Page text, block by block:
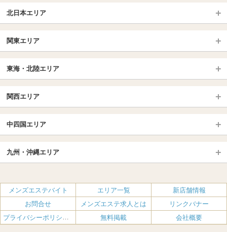
北日本エリア
北海道（札幌・旭川・函館）
青森
岩手 (盛岡・北上)
福島 (いわき・郡山)
山形
長野・松本・上田
群馬（伊勢崎・高崎・前橋）
関東エリア
大宮・浦和・川口
越谷・春日部
千葉TOP
松戸・柏
池袋・大塚
新宿
恵比寿・目黒・自由が丘
赤坂・麻布・六本木
品川・五反田・蒲田
銀座・東京・新橋
飯田橋・水道橋・市ヶ谷
神田・秋葉原・人形町
東海・北陸エリア
愛知（名古屋）
岐阜県
北陸
名古屋TOP
丸の内・久屋・高岳
大須・上前津・鶴舞
新栄町・東新町
千種・今池・黒川・大曽根
金山・熱田
一宮・津島・小牧
関西エリア
京都駅・伏見区
烏丸御池駅
四条烏丸・河原町・祇園四条
三条・京都市役所前
大阪エリア
梅田・北新地
肥後橋・淀屋橋・北浜
南森町・天満・京橋
日本橋（大阪市）
中四国エリア
広島
岡山
香川（高松）
愛媛（松山）
徳島
高知
九州・沖縄エリア
福岡
佐賀
長崎
熊本
大分
鹿児島
メンズエステバイト エリア一覧
新店舗情報
お問合せ
メンズエステ求人とは
リンクバナー
プライバシーポリシー・利用規約
無料掲載 会社概要